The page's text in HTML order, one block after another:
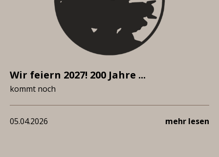
Wir feiern 2027! 200 Jahre ...
kommt noch
05.04.2026 mehr lesen